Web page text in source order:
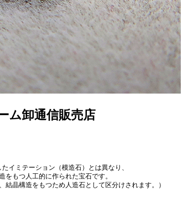
ム卸通信販売店
イミテーション（模造石）とは異なり、
をもつ人工的に作られた宝石です。
結晶構造をもつため人造石として区分けされます。）